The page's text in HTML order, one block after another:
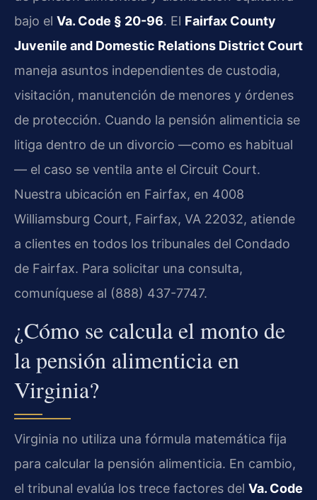
bajo el Va. Code § 20-96. El Fairfax County
Juvenile and Domestic Relations District Court
maneja asuntos independientes de custodia,
visitación, manutención de menores y órdenes
de protección. Cuando la pensión alimenticia se
litiga dentro de un divorcio —como es habitual
— el caso se ventila ante el Circuit Court.
Nuestra ubicación en Fairfax, en 4008
Williamsburg Court, Fairfax, VA 22032, atiende
a clientes en todos los tribunales del Condado
de Fairfax. Para solicitar una consulta,
comuníquese al (888) 437-7747.
¿Cómo se calcula el monto de
la pensión alimenticia en
Virginia?
Virginia no utiliza una fórmula matemática fija
para calcular la pensión alimenticia. En cambio,
el tribunal evalúa los trece factores del Va. Code